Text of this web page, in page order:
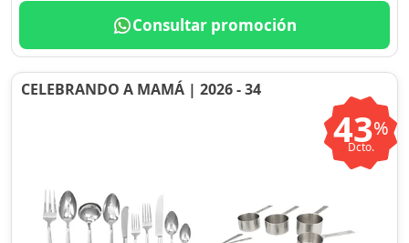
Consultar promoción
CELEBRANDO A MAMÁ | 2026 - 34
43%
Dcto.